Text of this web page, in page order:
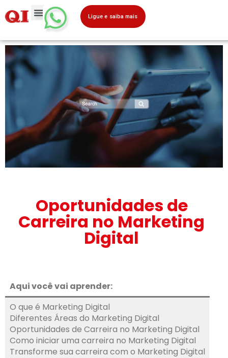
Ligue e saiba mais
Oportunidades de
Carreira no Marketing
Digital
Aqui você vai aprender:
O que é Marketing Digital
Diferentes Áreas do Marketing Digital
Oportunidades de Carreira no Marketing Digital
Como iniciar uma carreira no Marketing Digital
Transforme sua carreira com o Marketing Digital